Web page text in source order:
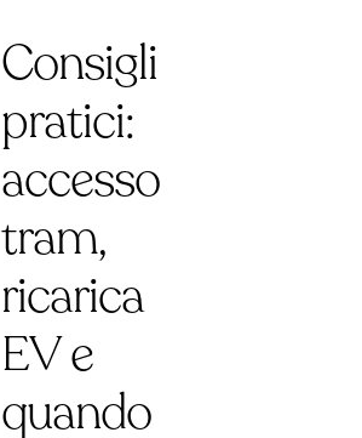
Consigli
pratici:
accesso
tram,
ricarica
EV e
quando